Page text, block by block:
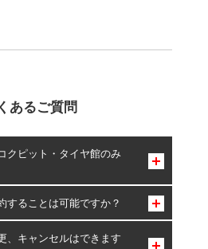
あるご質問
クピット・タイヤ館のみ
館のみとなります。
することは可能ですか？
約は可能です。
、キャンセルはできます